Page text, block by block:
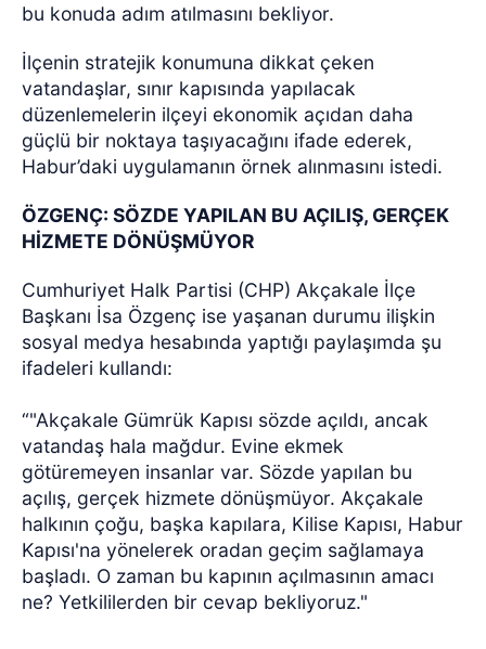
bu konuda adım atılmasını bekliyor.
İlçenin stratejik konumuna dikkat çeken
vatandaşlar, sınır kapısında yapılacak
düzenlemelerin ilçeyi ekonomik açıdan daha
güçlü bir noktaya taşıyacağını ifade ederek,
Habur’daki uygulamanın örnek alınmasını istedi.
ÖZGENÇ: SÖZDE YAPILAN BU AÇILIŞ, GERÇEK
HİZMETE DÖNÜŞMÜYOR
Cumhuriyet Halk Partisi (CHP) Akçakale İlçe
Başkanı İsa Özgenç ise yaşanan durumu ilişkin
sosyal medya hesabında yaptığı paylaşımda şu
ifadeleri kullandı:
“"Akçakale Gümrük Kapısı sözde açıldı, ancak
vatandaş hala mağdur. Evine ekmek
götüremeyen insanlar var. Sözde yapılan bu
açılış, gerçek hizmete dönüşmüyor. Akçakale
halkının çoğu, başka kapılara, Kilise Kapısı, Habur
Kapısı'na yönelerek oradan geçim sağlamaya
başladı. O zaman bu kapının açılmasının amacı
ne? Yetkililerden bir cevap bekliyoruz."